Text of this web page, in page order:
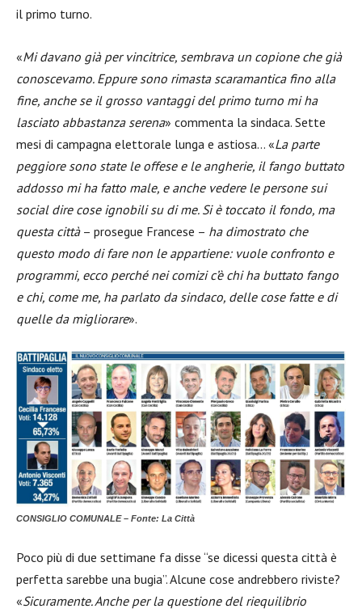
il primo turno.
«Mi davano già per vincitrice, sembrava un copione che già
conoscevamo. Eppure sono rimasta scaramantica fino alla
fine, anche se il grosso vantaggi del primo turno mi ha
lasciato abbastanza serena» commenta la sindaca. Sette
mesi di campagna elettorale lunga e astiosa… «La parte
peggiore sono state le offese e le angherie, il fango buttato
addosso mi ha fatto male, e anche vedere le persone sui
social dire cose ignobili su di me. Si è toccato il fondo, ma
questa città– prosegue Francese – ha dimostrato che
questo modo di fare non le appartiene: vuole confronto e
programmi, ecco perché nei comizi c’è chi ha buttato fango
e chi, come me, ha parlato da sindaco, delle cose fatte e di
quelle da migliorare».
CONSIGLIO COMUNALE – Fonte: La Città
Poco più di due settimane fa disse “se dicessi questa città è
perfetta sarebbe una bugia”. Alcune cose andrebbero riviste?
«Sicuramente. Anche per la questione del riequilibrio